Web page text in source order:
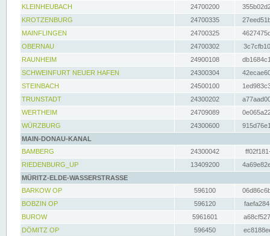
KLEINHEUBACH 24700200
KROTZENBURG
24700335
MAINFLINGEN
24700325
OBERNAU
24700302
RAUNHEIM
24900108
SCHWEINFURT NEUER HAFEN
24300304
STEINBACH
24500100
TRUNSTADT
24300202
WERTHEIM
24709089
WÜRZBURG
24300600
MAIN-DONAU-KANAL
BAMBERG
24300042
RIEDENBURG_UP
13409200
MÜRITZ-ELDE-WASSERSTRASSE
BARKOW OP
596100
BOBZIN OP
596120
BUROW
5961601
DÖMITZ OP
596450